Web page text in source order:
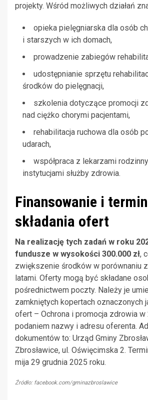
projekty. Wśród możliwych działań
opieka pielęgniarska dla osób
i starszych w ich domach,
prowadzenie zabiegów
udostępnianie sprzętu
środków do pielęgnacji,
szkolenia dotyczące promocji
nad ciężko chorymi pacjentami,
rehabilitacja ruchowa dla osób
udarach,
współpraca z lekarzami
instytucjami służby zdrowia.
Finansowanie i termin
składania ofert
Na realizację tych zadań w roku
fundusze w wysokości 300.000 zł,
zwiększenie środków w porównaniu
latami. Oferty mogą być składane
pośrednictwem poczty. Należy je
zamkniętych kopertach oznaczonych
ofert – Ochrona i promocja zdrowia w
podaniem nazwy i adresu oferenta.
dokumentów to: Urząd Gminy
Zbrosławice, ul. Oświęcimska 2.
mija 29 grudnia 2025 roku.
Źródło: facebook.com/gminazbroslawice